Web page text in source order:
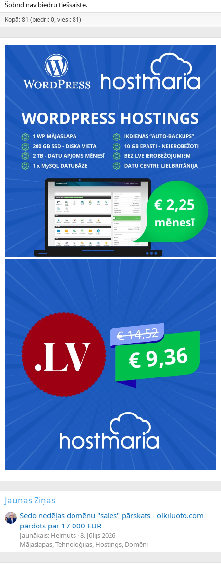
Šobrīd nav biedru tiešsaistē.
Kopā: 81 (biedri: 0, viesi: 81)
Jaunas Ziņas
Sedo nedēļas domēnu "sales" pārskats - olkiluoto.com
pārdots par 17 000 EUR
Jaunākais: Helmuts 8. Jūlijs 2026
Mājaslapas, Tehnoloģijas, Hostings, Domēni